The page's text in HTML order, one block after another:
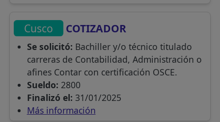
Cusco COTIZADOR
Se solicitó: Bachiller y/o técnico titulado
carreras de Contabilidad, Administración o
afines Contar con certificación OSCE.
Sueldo: 2800
Finalizó el: 31/01/2025
Más información